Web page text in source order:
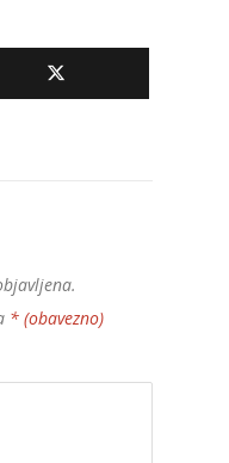
* (obavezno)